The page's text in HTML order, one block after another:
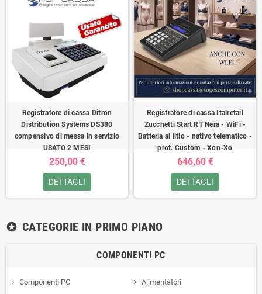
Registratore di cassa Ditron
Distribution Systems DS380
compensivo di messa in servizio
USATO 2 MESI
250,00 €
DETTAGLI
Registratore di cassa Italretail
Zucchetti Start RT Nera - WiFi -
Batteria al litio - nativo telematico -
prot. Custom - Xon-Xo
646,60 €
DETTAGLI
stars CATEGORIE IN PRIMO PIANO
COMPONENTI PC
Componenti PC Alimentatori